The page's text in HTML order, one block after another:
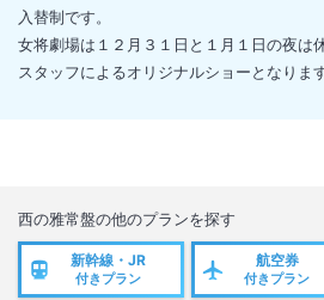
入替制です。
女将劇場は１２月３１日と１月１日の夜は
スタッフによるオリジナルショーとなります
西の雅常盤の他のプランを探す
新幹線・JR
付きプラン
航空券
付きプラン